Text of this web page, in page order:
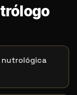
nutrológica